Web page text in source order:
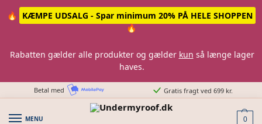
🔥
KÆMPE UDSALG - Spar minimum 20% PÅ HELE SHOPPEN
🔥
Rabatten gælder alle produkter og gælder kun så længe lager
haves.
Betal med Gratis fragt ved 699 kr.
MENU 0